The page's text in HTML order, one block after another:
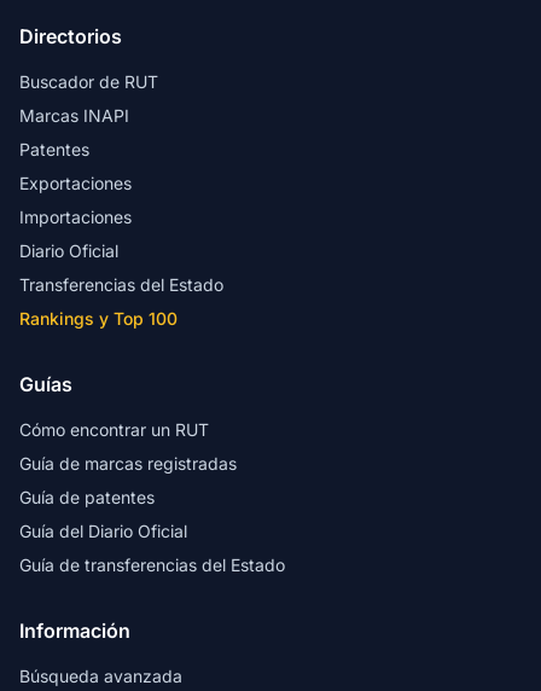
Directorios
Buscador de RUT
Marcas INAPI
Patentes
Exportaciones
Importaciones
Diario Oficial
Transferencias del Estado
Rankings y Top 100
Guías
Cómo encontrar un RUT
Guía de marcas registradas
Guía de patentes
Guía del Diario Oficial
Guía de transferencias del Estado
Información
Búsqueda avanzada